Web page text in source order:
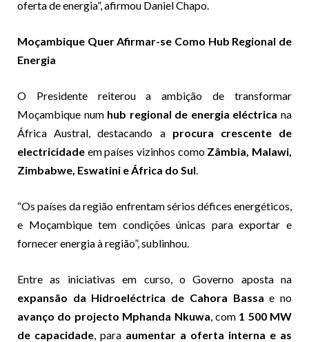
oferta de energia”, afirmou Daniel Chapo.
Moçambique Quer Afirmar-se Como Hub Regional de
Energia
O Presidente reiterou a ambição de transformar
Moçambique num hub regional de energia eléctrica na
África Austral, destacando a procura crescente de
electricidade em países vizinhos como Zâmbia, Malawi,
Zimbabwe, Eswatini e África do Sul.
“Os países da região enfrentam sérios défices energéticos,
e Moçambique tem condições únicas para exportar e
fornecer energia à região”, sublinhou.
Entre as iniciativas em curso, o Governo aposta na
expansão da Hidroeléctrica de Cahora Bassa e no
avanço do projecto Mphanda Nkuwa, com 1 500 MW
de capacidade, para aumentar a oferta interna e as